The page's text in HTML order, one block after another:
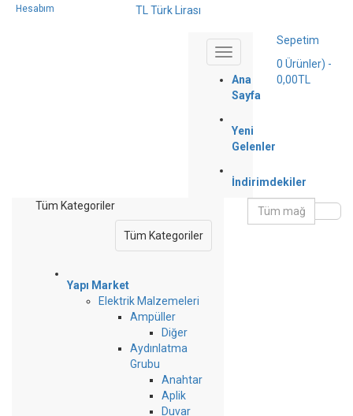
Hesabım
Ana
Sayfa
Yeni
Gelenler
İndirimdekiler
Sepetim
0 Ürünler) -
0,00TL
Tüm Kategoriler
Tüm Kategoriler
Yapı Market
Elektrik Malzemeleri
Ampüller
Diğer
Aydınlatma
Grubu
Anahtar
Aplik
Duvar